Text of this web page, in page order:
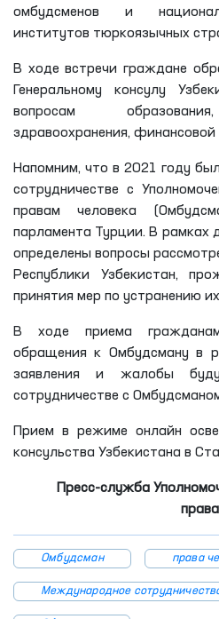
омбудсменов и
институтов тюркоязычных
В ходе встречи граждане
Генеральному консулу
вопросам
здравоохранения,
Напомним, что в 2021 году
сотрудничестве с
правам человека
парламента Турции. В рамках
определены вопросы
Республики Узбекистан,
принятия мер по устранению
В ходе приема
обращения к Омбудсману в
заявления и жалобы
сотрудничестве с
Прием в режиме онлайн
консульства Узбекистана в
Пресс-служба
Омбудсман права
Международное